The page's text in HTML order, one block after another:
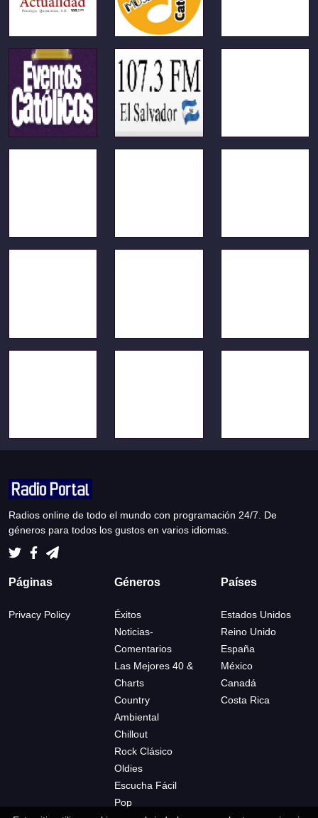
Radios online de todo el mundo con programación 24/7. De
géneros para todos los gustos en varios idiomas.
Páginas
Privacy Policy
Géneros
Éxitos
Noticias-
Comentarios
Las Mejores 40 &
Charts
Country
Ambiental
Chillout
Rock Clásico
Oldies
Escucha Fácil
Pop
Países
Estados Unidos
Reino Unido
España
México
Canadá
Costa Rica